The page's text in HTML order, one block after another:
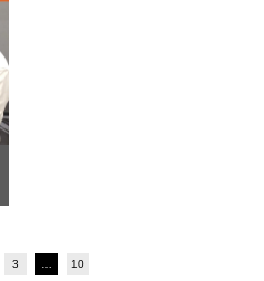
3 10